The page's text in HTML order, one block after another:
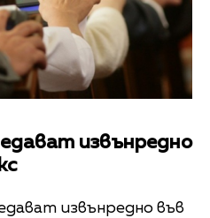
извънредно
извънредно във